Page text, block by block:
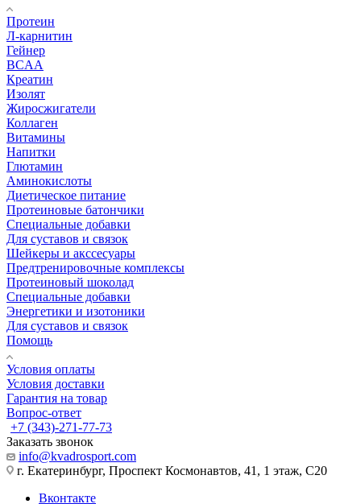
Протеин
Л-карнитин
Гейнер
BCAA
Креатин
Изолят
Жиросжигатели
Коллаген
Витамины
Напитки
Глютамин
Аминокислоты
Диетическое питание
Протеиновые батончики
Специальные добавки
Для суставов и связок
Шейкеры и акссесуары
Предтренировочные комплексы
Протеиновый шоколад
Специальные добавки
Энергетики и изотоники
Для суставов и связок
Помощь
Условия оплаты
Условия доставки
Гарантия на товар
Вопрос-ответ
+7 (343)-271-77-73
Заказать звонок
info@kvadrosport.com
г. Екатеринбург, Проспект Космонавтов, 41, 1 этаж, С20
Вконтакте